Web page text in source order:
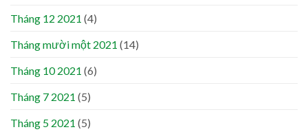
Tháng 12 2021 (4)
Tháng mười một 2021 (14)
Tháng 10 2021 (6)
Tháng 7 2021 (5)
Tháng 5 2021 (5)